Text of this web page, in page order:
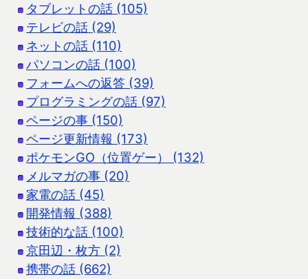
タブレットの話 (105)
テレビの話 (29)
ネットの話 (110)
パソコンの話 (100)
フォームへの返答 (39)
プログラミングの話 (97)
ページの事 (150)
ページ更新情報 (173)
ポケモンGO（位置ゲー） (132)
メルマガの事 (20)
家電の話 (45)
開発情報 (388)
技術的な話 (100)
京田辺・枚方 (2)
携帯の話 (662)